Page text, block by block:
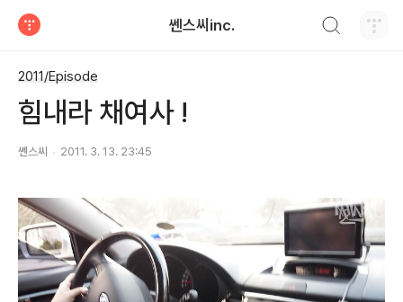
쎈스씨inc.
2011/Episode
힘내라 채여사 !
쎈스씨 2011. 3. 13. 23:45